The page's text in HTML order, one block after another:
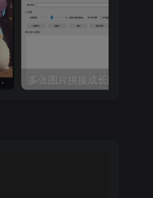
看图工具 多张图片拼接成长图-GIF提取